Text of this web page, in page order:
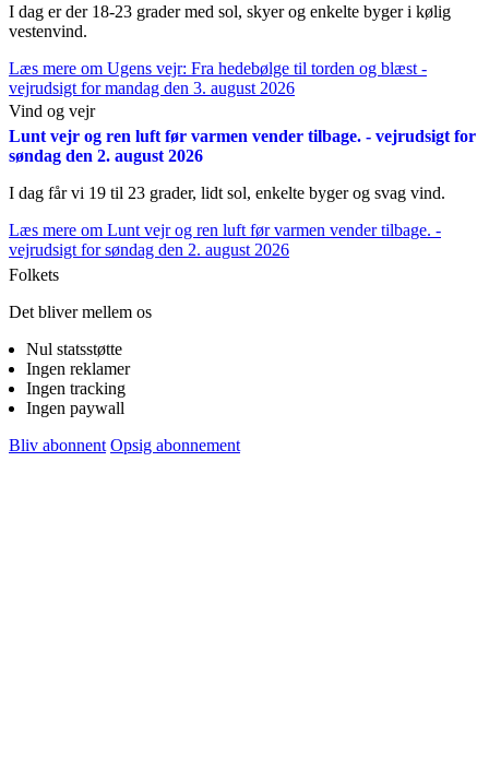
I dag er der 18-23 grader med sol, skyer og enkelte byger i kølig
vestenvind.
Læs mere om Ugens vejr: Fra hedebølge til torden og blæst -
vejrudsigt for mandag den 3. august 2026
Vind og vejr
Lunt vejr og ren luft før varmen vender tilbage. - vejrudsigt for
søndag den 2. august 2026
I dag får vi 19 til 23 grader, lidt sol, enkelte byger og svag vind.
Læs mere om Lunt vejr og ren luft før varmen vender tilbage. -
vejrudsigt for søndag den 2. august 2026
Folkets
Det bliver mellem os
Nul statsstøtte
Ingen reklamer
Ingen tracking
Ingen paywall
Bliv abonnent Opsig abonnement